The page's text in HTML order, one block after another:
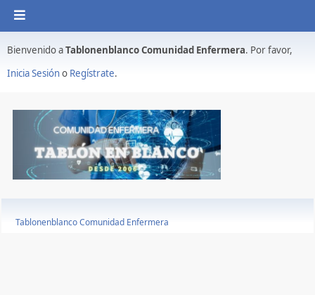
Bienvenido aTablonenblanco Comunidad Enfermera. Por favor,
Inicia Sesióno Regístrate.
Tablonenblanco Comunidad Enfermera